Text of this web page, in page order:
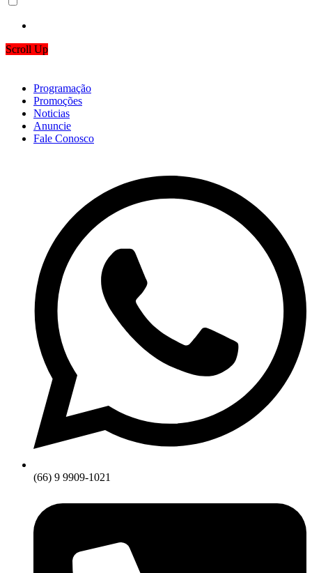
Scroll Up
Programação
Promoções
Noticias
Anuncie
Fale Conosco
(66) 9 9909-1021